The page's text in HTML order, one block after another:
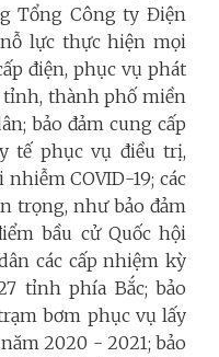
Tổng Công ty Điện
nỗ lực thực hiện mọi
điện, phục vụ phát
thành phố miền
bảo đảm cung cấp
tế phục vụ điều trị,
COVID-19; các
trọng, như bảo đảm
bầu cử Quốc hội
các cấp nhiệm kỳ
tỉnh phía Bắc; bảo
bơm phục vụ lấy
2020 - 2021; bảo